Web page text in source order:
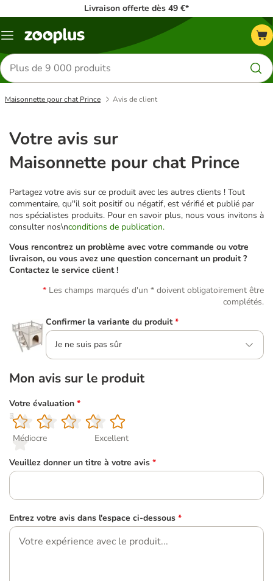
Livraison offerte dès 49 €*
Menu
Rechercher
des
produits
Maisonnette pour chat Prince Avis de client
Votre avis sur
Maisonnette pour chat Prince
Partagez votre avis sur ce produit avec les autres clients ! Tout
commentaire, qu''il soit positif ou négatif, est vérifié et publié par
nos spécialistes produits. Pour en savoir plus, nous vous invitons à
consulter nos\nconditions de publication.
Vous rencontrez un problème avec votre commande ou votre
livraison, ou vous avez une question concernant un produit ?
Contactez le service client !
Les champs marqués d'un * doivent obligatoirement être
complétés.
Confirmer la variante du produit *
Je ne suis pas sûr
Mon avis sur le produit
Votre évaluation *
1
Médiocre
2
3
4
5
Excellent
Veuillez donner un titre à votre avis *
Entrez votre avis dans l'espace ci-dessous *